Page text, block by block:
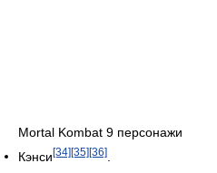
Mortal Kombat 9 персонажи
Кэнси[34][35][36]